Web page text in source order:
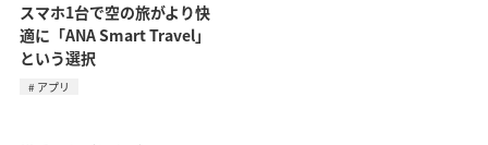
スマホ1台で空の旅がより快
適に「ANA Smart Travel」
という選択
アプリ